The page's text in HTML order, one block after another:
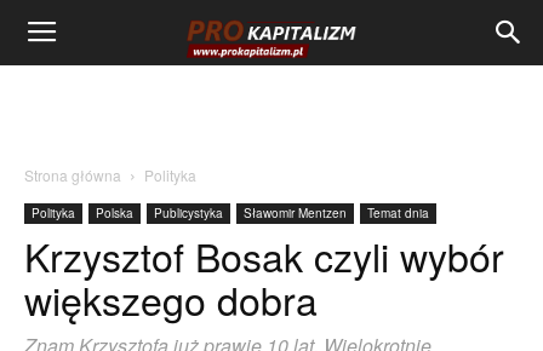
Strona główna Polityka
Polityka Polska Publicystyka Sławomir Mentzen Temat dnia
Krzysztof Bosak czyli wybór
większego dobra